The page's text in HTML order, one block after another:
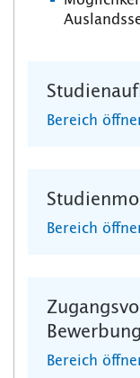
Bereich
Bereich
Bewerbung
Bereich